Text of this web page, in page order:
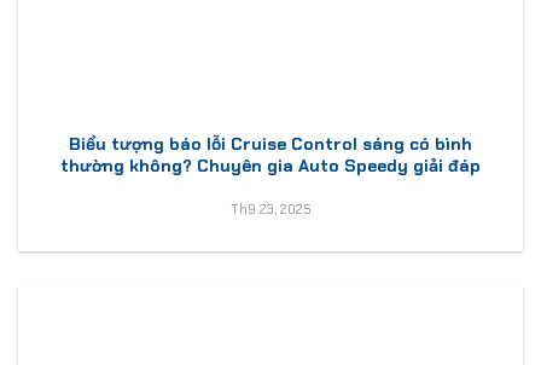
Biểu tượng báo lỗi Cruise Control sáng có bình
thường không? Chuyên gia Auto Speedy giải đáp
Th9 23, 2025